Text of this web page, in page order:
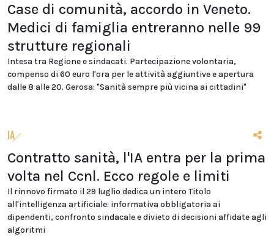
Case di comunità, accordo in Veneto.
Medici di famiglia entreranno nelle 99
strutture regionali
Intesa tra Regione e sindacati. Partecipazione volontaria,
compenso di 60 euro l'ora per le attività aggiuntive e apertura
dalle 8 alle 20. Gerosa: "Sanità sempre più vicina ai cittadini"
IA
Contratto sanità, l'IA entra per la prima
volta nel Ccnl. Ecco regole e limiti
Il rinnovo firmato il 29 luglio dedica un intero Titolo
all'intelligenza artificiale: informativa obbligatoria ai
dipendenti, confronto sindacale e divieto di decisioni affidate agli
algoritmi